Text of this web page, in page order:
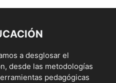
a desglosar el
desde las metodologías
pedagógicas